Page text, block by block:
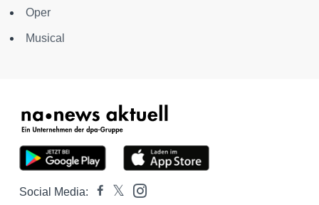
Oper
Musical
Social Media: